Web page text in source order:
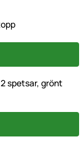
spetsar, grönt